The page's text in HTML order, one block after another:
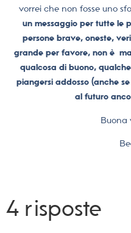
vorrei che non fosse uno
un messaggio per tutte le
persone brave, oneste,
grande per favore, non è
qualcosa di buono,
piangersi addosso (anche
al futuro
Buona
4 risposte